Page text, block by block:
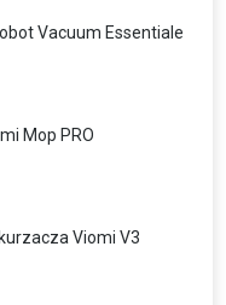
Vacuum Essentiale
Mop PRO
Viomi V3